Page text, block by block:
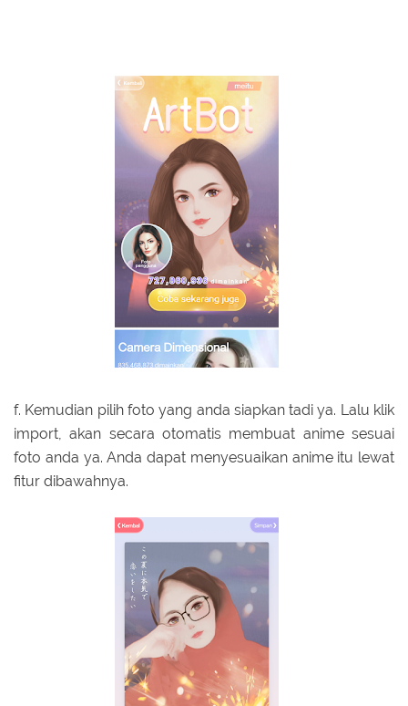
f. Kemudian pilih foto yang anda siapkan tadi ya. Lalu klik
import, akan secara otomatis membuat anime sesuai
foto anda ya. Anda dapat menyesuaikan anime itu lewat
fitur dibawahnya.